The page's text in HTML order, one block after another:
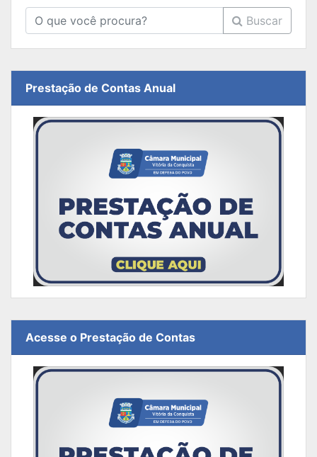
Buscar
Prestação de Contas Anual
Acesse o Prestação de Contas